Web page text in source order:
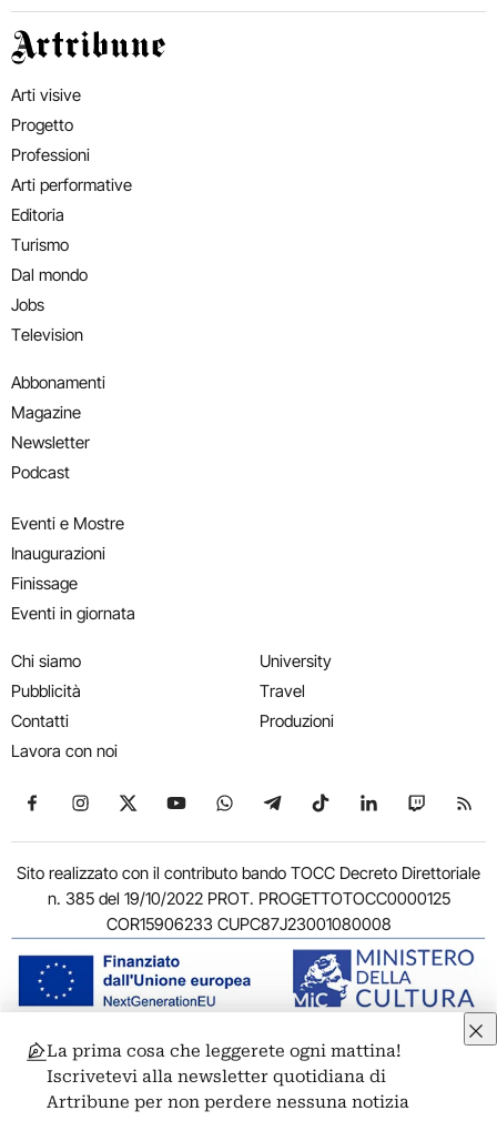
Artribune
Arti visive
Progetto
Professioni
Arti performative
Editoria
Turismo
Dal mondo
Jobs
Television
Abbonamenti
Magazine
Newsletter
Podcast
Eventi e Mostre
Inaugurazioni
Finissage
Eventi in giornata
Chi siamo
Pubblicità
Contatti
Lavora con noi
University
Travel
Produzioni
Seguici su Facebook
Seguici su Instagram
Seguici su X
Seguici su YouTube
Seguici su WhatsApp
Seguici su Telegram
Seguici su TikTok
Seguici su
Seguici
Sito realizzato con il contributo bando TOCC Decreto Direttoriale
n. 385 del 19/10/2022 PROT. PROGETTOTOCC0000125
COR15906233 CUPC87J23001080008
© 2011-2026 ARTRIBUNE srl – Corso Vittorio Emanuele II, 287 –
00186 Roma - P.I. 11381581005
Privacy: Responsabile della protezione dei dati personali
La prima cosa che leggerete ogni mattina!
Iscrivetevi alla newsletter quotidiana di
Artribune per non perdere nessuna notizia